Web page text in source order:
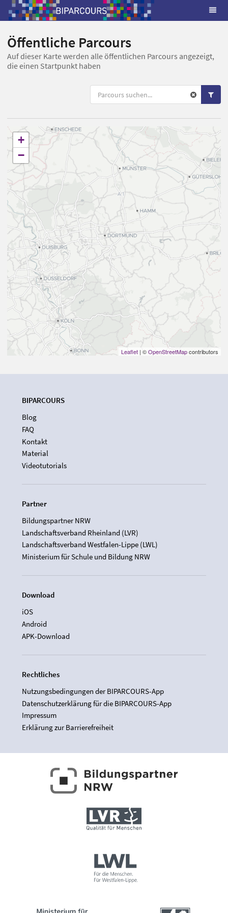
Öffentliche Parcours
Auf dieser Karte werden alle öffentlichen Parcours angezeigt,
die einen Startpunkt haben
+
−
Leaflet | ©OpenStreetMapcontributors
BIPARCOURS
Blog
FAQ
Kontakt
Material
Videotutorials
Partner
Bildungspartner NRW
Landschaftsverband Rheinland (LVR)
Landschaftsverband Westfalen-Lippe (LWL)
Ministerium für Schule und Bildung NRW
Download
iOS
Android
APK-Download
Rechtliches
Nutzungsbedingungen der BIPARCOURS-App
Datenschutzerklärung für die BIPARCOURS-App
Impressum
Erklärung zur Barrierefreiheit